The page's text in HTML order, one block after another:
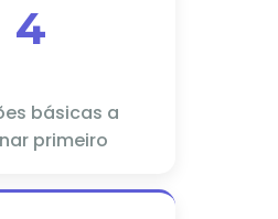
4
básicas a
primeiro